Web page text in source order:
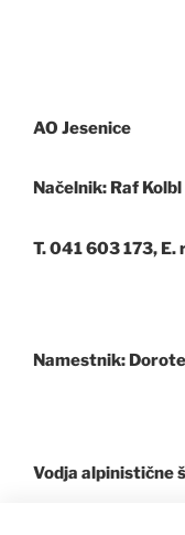
AO Jesenice
Načelnik: Raf Kolbl
T.041 603 173, E.
Namestnik:
Vodja alpinistične